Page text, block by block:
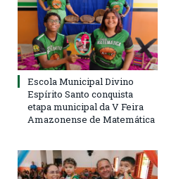
Escola Municipal Divino
Espírito Santo conquista
etapa municipal da V Feira
Amazonense de Matemática